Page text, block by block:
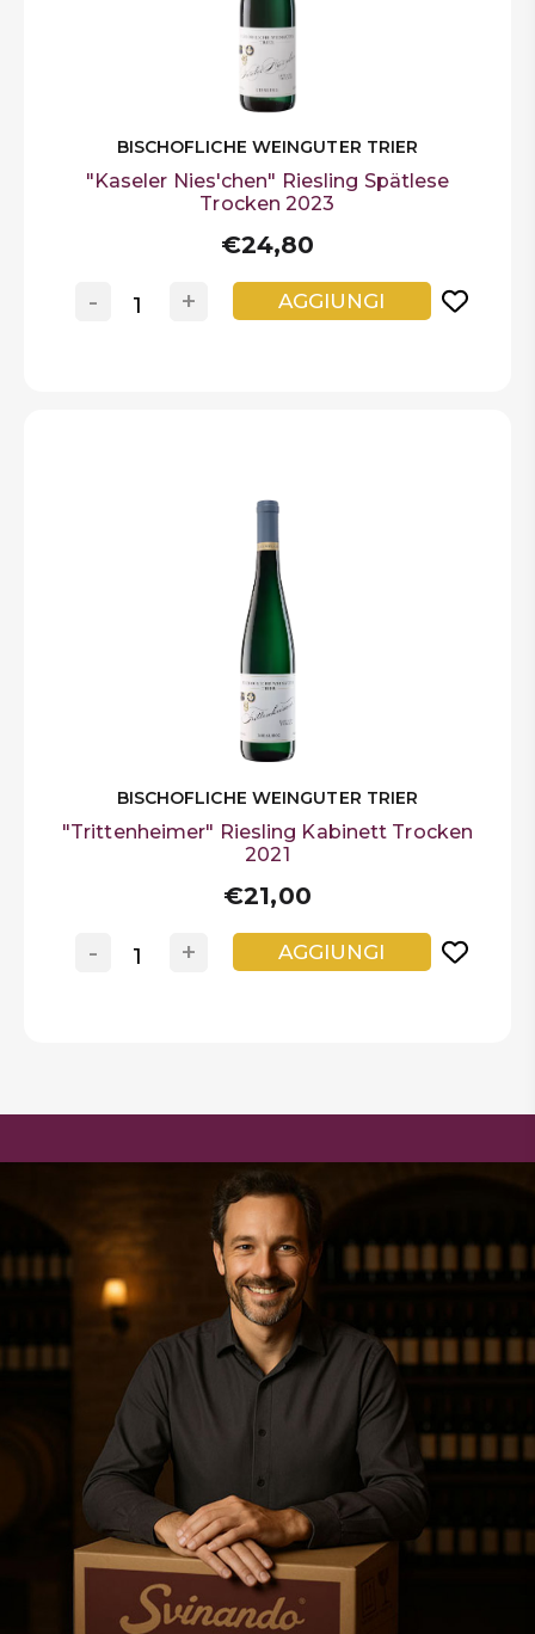
BISCHOFLICHE WEINGUTER TRIER
"Kaseler Nies'chen" Riesling Spätlese
Trocken 2023
€24,80
+
- AGGIUNGI
BISCHOFLICHE WEINGUTER TRIER
"Trittenheimer" Riesling Kabinett Trocken
2021
€21,00
+
- AGGIUNGI